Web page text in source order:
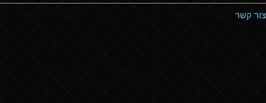
צור קשר